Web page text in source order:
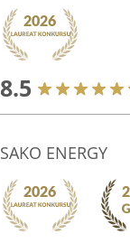
8.5
SAKO ENERGY